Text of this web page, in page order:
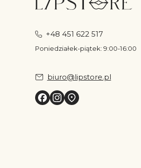
+48 451 622 517
Poniedziałek-piątek: 9:00-16:00
biuro@lipstore.pl